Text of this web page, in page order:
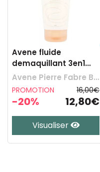
Avene fluide
demaquillant 3en1
200ml
Avene Pierre Fabre Benelux
PROMOTION
-20%
16,00€
12,80€
Visualiser